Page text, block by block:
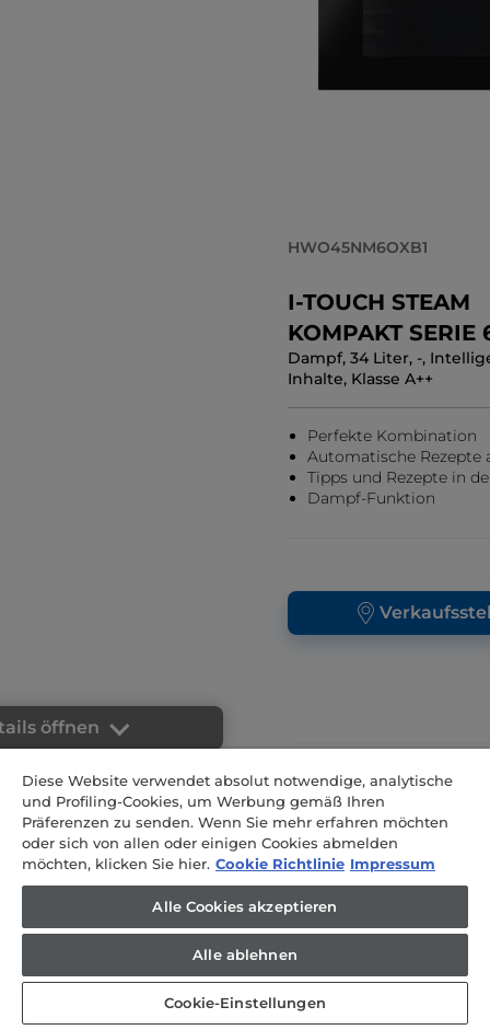
öffnen
Backrohr
HWO45NM6OXB1
I-TOUCH STEAM
KOMPAKT SERIE
Backöfen
Dampf, 34 Liter, -,
Inhalte, Klasse A++
Perfekte Kombination
Automatische Rezepte
Tipps und Rezepte in
Dampf-Funktion
electricity
Garmethode erstes
Dampf
Integriertes
-
Farbe des
Diese Website verwendet absolut notwendige, analytische
und Profiling-Cookies, um Werbung gemäß Ihren
Präferenzen zu senden. Wenn Sie mehr erfahren möchten
oder sich von allen oder einigen Cookies abmelden
möchten, klicken Sie hier. Cookie Richtlinie Impressum
Alle Cookies akzeptieren
Alle ablehnen
Cookie-Einstellungen